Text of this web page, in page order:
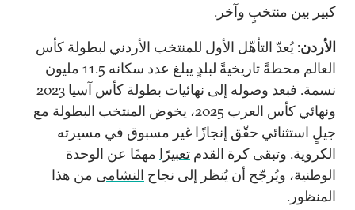
كبير بين منتخبٍ وآخر.
الأردن: يُعدّ التأهّل الأول للمنتخب الأردني لبطولة كأس
العالم محطةً تاريخيةً لبلدٍ يبلغ عدد سكانه 11.5 مليون
نسمة. فبعد وصوله إلى نهائيات بطولة كأس آسيا 2023
ونهائي كأس العرب 2025، يخوض المنتخب البطولة مع
جيلٍ استثنائي حقّق إنجازًا غير مسبوق في مسيرته
الكروية. وتبقى كرة القدم تعبيرًا مهمًا عن الوحدة
الوطنية، ويُرجّح أن يُنظر إلى نجاح النشامى من هذا
المنظور.